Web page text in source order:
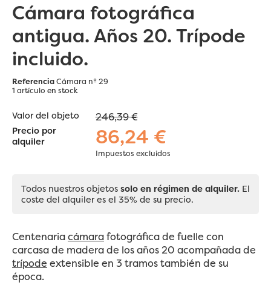
Cámara fotográfica
antigua. Años 20. Trípode
incluido.
ReferenciaCámara nº 29
1 artículo en stock
Valor del objeto 246,39 €
Precio por
alquiler
86,24 €
Impuestos excluidos
Todos nuestros objetos solo en régimen de alquiler. El
coste del alquiler es el 35% de su precio.
Centenariacámarafotográfica de fuelle con
carcasa de madera de los años 20 acompañada de
trípode extensible en 3 tramos también de su
época.